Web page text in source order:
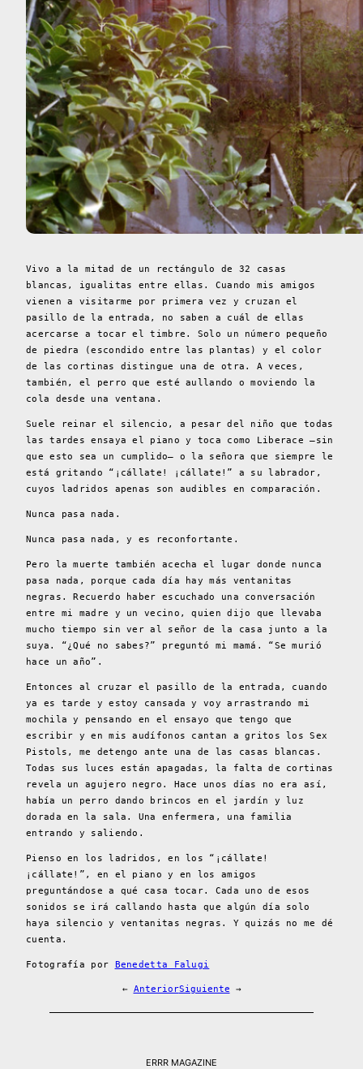
Vivo a la mitad de un rectángulo de 32 casas
blancas, igualitas entre ellas. Cuando mis amigos
vienen a visitarme por primera vez y cruzan el
pasillo de la entrada, no saben a cuál de ellas
acercarse a tocar el timbre. Solo un número pequeño
de piedra (escondido entre las plantas) y el color
de las cortinas distingue una de otra. A veces,
también, el perro que esté aullando o moviendo la
cola desde una ventana.
Suele reinar el silencio, a pesar del niño que todas
las tardes ensaya el piano y toca como Liberace –sin
que esto sea un cumplido– o la señora que siempre le
está gritando “¡cállate! ¡cállate!” a su labrador,
cuyos ladridos apenas son audibles en comparación.
Nunca pasa nada.
Nunca pasa nada, y es reconfortante.
Pero la muerte también acecha el lugar donde nunca
pasa nada, porque cada día hay más ventanitas
negras. Recuerdo haber escuchado una conversación
entre mi madre y un vecino, quien dijo que llevaba
mucho tiempo sin ver al señor de la casa junto a la
suya. “¿Qué no sabes?” preguntó mi mamá. “Se murió
hace un año”.
Entonces al cruzar el pasillo de la entrada, cuando
ya es tarde y estoy cansada y voy arrastrando mi
mochila y pensando en el ensayo que tengo que
escribir y en mis audífonos cantan a gritos los Sex
Pistols, me detengo ante una de las casas blancas.
Todas sus luces están apagadas, la falta de cortinas
revela un agujero negro. Hace unos días no era así,
había un perro dando brincos en el jardín y luz
dorada en la sala. Una enfermera, una familia
entrando y saliendo.
Pienso en los ladridos, en los “¡cállate!
¡cállate!”, en el piano y en los amigos
preguntándose a qué casa tocar. Cada uno de esos
sonidos se irá callando hasta que algún día solo
haya silencio y ventanitas negras. Y quizás no me dé
cuenta.
Fotografía por Benedetta Falugi
← AnteriorSiguiente →
ERRR MAGAZINE